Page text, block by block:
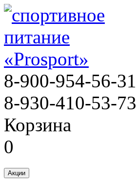
8-900-954-56-31
8-930-410-53-73
Корзина
0
Акции